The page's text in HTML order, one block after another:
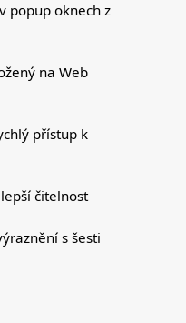
popup oknech z
na Web
přístup k
čitelnost
s šesti